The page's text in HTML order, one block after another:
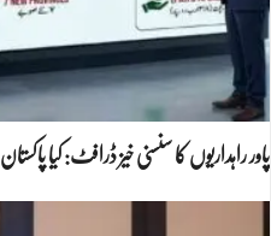
پاور راہداریوں کا سنسنی خیز ڈرافٹ: کیا پاکستان 4 صوبوں سے 33 اکائیوں میں…